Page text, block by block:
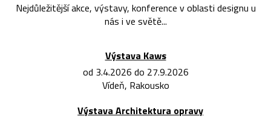
Nejdůležitější akce, výstavy, konference v oblasti designu u
nás i ve světě...
Výstava Kaws
od 3.4.2026 do 27.9.2026
Vídeň, Rakousko
Výstava Architektura opravy